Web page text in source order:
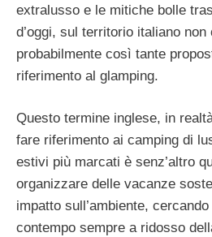
extralusso e le mitiche bolle
d’oggi, sul territorio italiano
probabilmente così tante
riferimento al glamping.
Questo termine inglese, in
fare riferimento ai camping di
estivi più marcati è senz’altro
organizzare delle vacanze
impatto sull’ambiente,
contempo sempre a ridosso